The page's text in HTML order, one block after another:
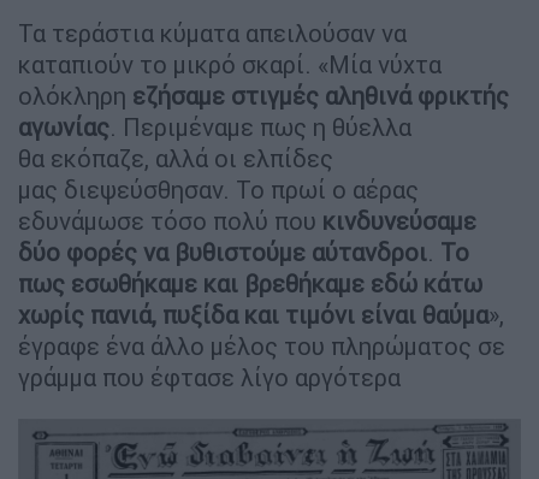
Τα τεράστια κύματα απειλούσαν να
καταπιούν το μικρό σκαρί. «Μία νύχτα
ολόκληρη εζήσαμε στιγμές αληθινά φρικτής
αγωνίας. Περιμέναμε πως η θύελλα
θα εκόπαζε, αλλά οι ελπίδες
μας διεψεύσθησαν. Το πρωί ο αέρας
εδυνάμωσε τόσο πολύ που κινδυνεύσαμε
δύο φορές να βυθιστούμε αύτανδροι. Το
πως εσωθήκαμε και βρεθήκαμε εδώ κάτω
χωρίς πανιά, πυξίδα και τιμόνι είναι θαύμα»,
έγραφε ένα άλλο μέλος του πληρώματος σε
γράμμα που έφτασε λίγο αργότερα